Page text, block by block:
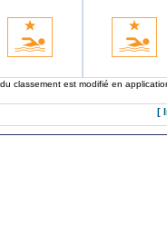
classement est modifié en
[